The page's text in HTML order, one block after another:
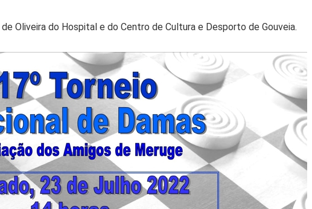
Oliveira do Hospital e do Centro de Cultura e Desporto de Gouveia.